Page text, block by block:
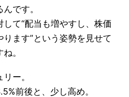
です。
て“配当も増やすし、株価
ます”という姿勢を見せて
。
ー。
前後と、少し高め。